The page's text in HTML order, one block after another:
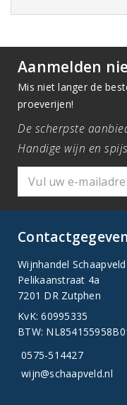
Aanmelden
Mis niet langer de
proeverijen!
De scherpste
Handige wijn en
Wijnhandel Schaapveld
Pelikaanstraat 4a
7201 DR Zutphen
KvK: 60995335
BTW:
0575-514427
wijn@schaapveld.nl